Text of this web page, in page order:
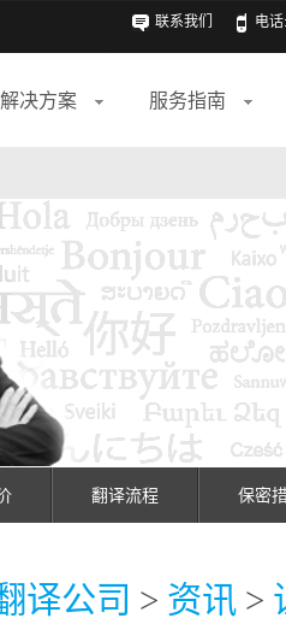
联系我们 电话
解决方案 服务指南
翻译流程 保密
译公司 > 资讯 >